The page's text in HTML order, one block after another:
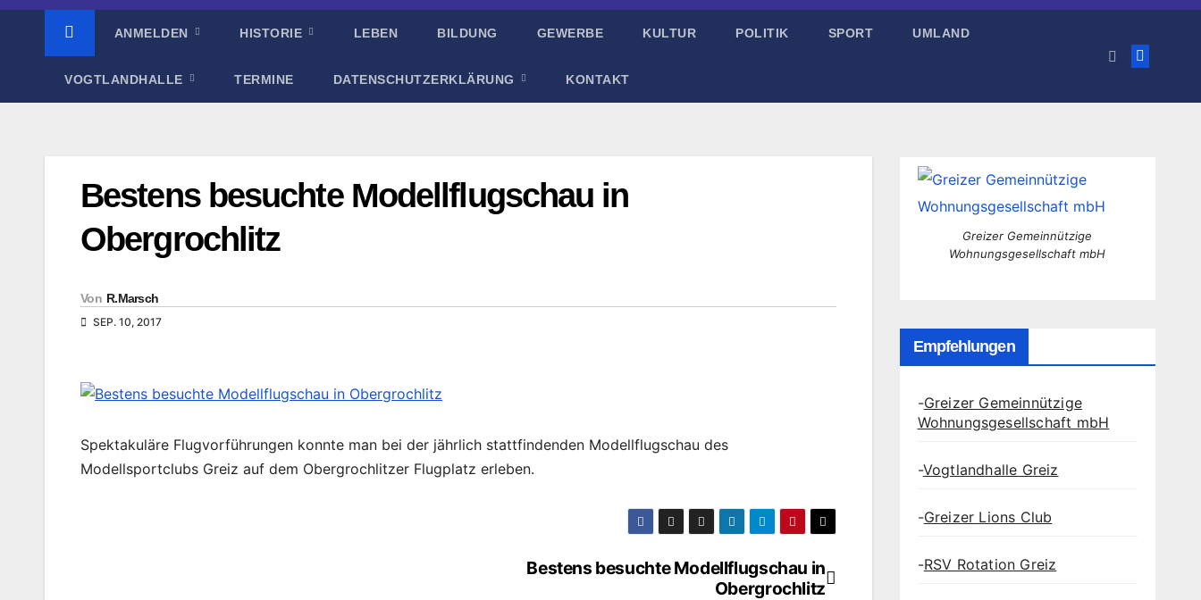
ANMELDEN HISTORIE LEBEN BILDUNG GEWERBE KULTUR POLITIK SPORT UMLAND
VOGTLANDHALLE TERMINE DATENSCHUTZERKLÄRUNG KONTAKT
Bestens besuchte Modellflugschau in
Obergrochlitz
Von R.Marsch
SEP. 10, 2017
Spektakuläre Flugvorführungen konnte man bei der jährlich stattfindenden Modellflugschau des
Modellsportclubs Greiz auf dem Obergrochlitzer Flugplatz erleben.
Bestens besuchte Modellflugschau in
Obergrochlitz
Greizer Gemeinnützige
Wohnungsgesellschaft mbH
Empfehlungen
-Greizer Gemeinnützige
Wohnungsgesellschaft mbH
-Vogtlandhalle Greiz
-Greizer Lions Club
-RSV Rotation Greiz